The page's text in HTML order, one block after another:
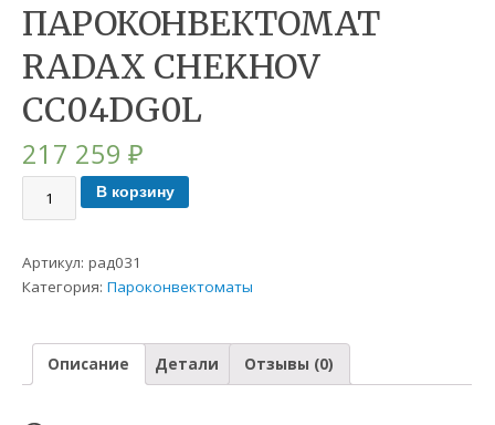
ПАРОКОНВЕКТОМАТ
RADAX CHEKHOV
CC04DG0L
217 259₽
В корзину
Артикул:рад031
Категория:Пароконвектоматы
Описание Детали Отзывы (0)